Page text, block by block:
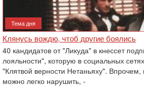
Тема дня
Клянусь вождю, чтоб другие боялись
40 кандидатов от "Ликуда" в кнессет
лояльности", которую в социальных
"Клятвой верности Нетаньяху".
можно легко нарушить, -